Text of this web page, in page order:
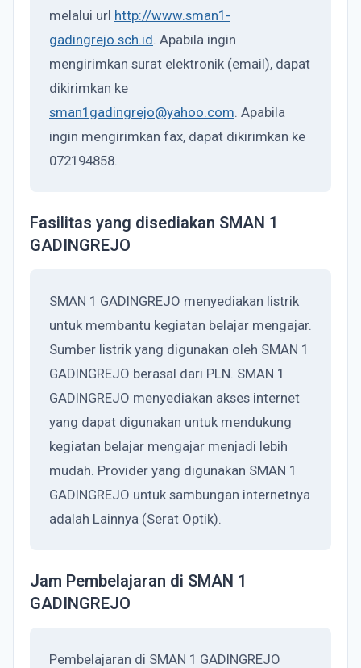
melalui url http://www.sman1-
gadingrejo.sch.id. Apabila ingin
mengirimkan surat elektronik (email), dapat
dikirimkan ke
sman1gadingrejo@yahoo.com. Apabila
ingin mengirimkan fax, dapat dikirimkan ke
072194858.
Fasilitas yang disediakan SMAN 1
GADINGREJO
SMAN 1 GADINGREJO menyediakan listrik
untuk membantu kegiatan belajar mengajar.
Sumber listrik yang digunakan oleh SMAN 1
GADINGREJO berasal dari PLN. SMAN 1
GADINGREJO menyediakan akses internet
yang dapat digunakan untuk mendukung
kegiatan belajar mengajar menjadi lebih
mudah. Provider yang digunakan SMAN 1
GADINGREJO untuk sambungan internetnya
adalah Lainnya (Serat Optik).
Jam Pembelajaran di SMAN 1
GADINGREJO
Pembelajaran di SMAN 1 GADINGREJO